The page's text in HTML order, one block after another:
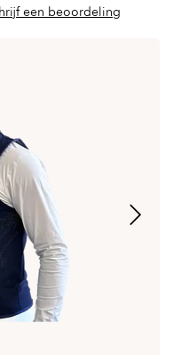
een beoordeling